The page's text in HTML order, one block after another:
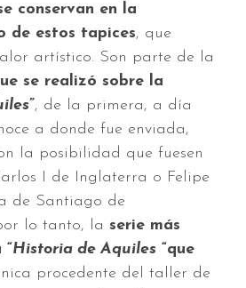
conservan en la
de estos tapices, que
artístico. Son parte de la
se realizó sobre la
”, de la primera, a día
a donde fue enviada,
la posibilidad que fuesen
I de Inglaterra o Felipe
de Santiago de
lo tanto, la serie más
Historia de Aquiles “que
procedente del taller de